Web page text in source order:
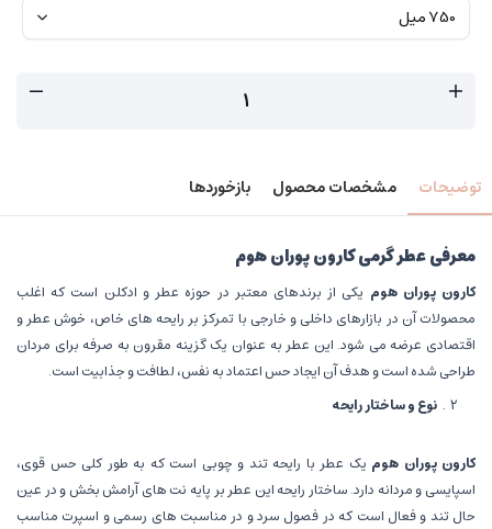
توضیحات مشخصات محصول بازخوردها
معرفی عطر گرمی کارون پوران هوم
کارون پوران هوم یکی از برندهای معتبر در حوزه عطر و ادکلن است که اغلب
محصولات آن در بازارهای داخلی و خارجی با تمرکز بر رایحه های خاص، خوش عطر و
اقتصادی عرضه می شود. این عطر به عنوان یک گزینه مقرون به صرفه برای مردان
طراحی شده است و هدف آن ایجاد حس اعتماد به نفس، لطافت و جذابیت است.
نوع و ساختار رایحه
کارون پوران هوم یک عطر با رایحه تند و چوبی است که به طور کلی حس قوی،
اسپایسی و مردانه دارد. ساختار رایحه این عطر بر پایه نت های آرامش بخش و در عین
حال تند و فعال است که در فصول سرد و در مناسبت های رسمی و اسپرت مناسب